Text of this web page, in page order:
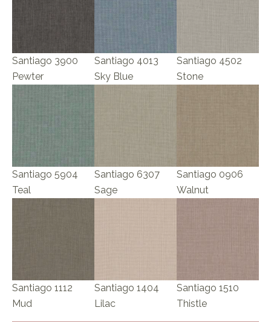
Santiago 3900
Pewter
Santiago 4013
Sky Blue
Santiago 4502
Stone
Santiago 5904
Teal
Santiago 6307
Sage
Santiago 0906
Walnut
Santiago 1112
Mud
Santiago 1404
Lilac
Santiago 1510
Thistle